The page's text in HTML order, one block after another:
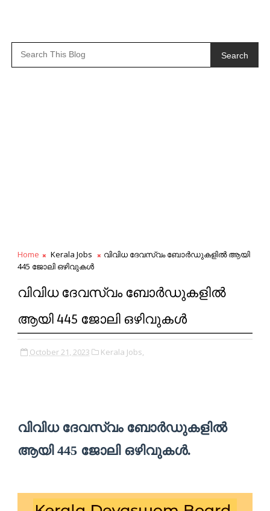
Search
Home Kerala Jobs
വിവിധ ദേവസ്വം ബോർഡുകളിൽ ആയി
445 ജോലി ഒഴിവുകൾ
വിവിധ ദേവസ്വം ബോർഡുകളിൽ
ആയി 445 ജോലി ഒഴിവുകൾ
October 21, 2023 Kerala Jobs,
വിവിധ ദേവസ്വം ബോർഡുകളിൽ
ആയി 445 ജോലി ഒഴിവുകൾ.